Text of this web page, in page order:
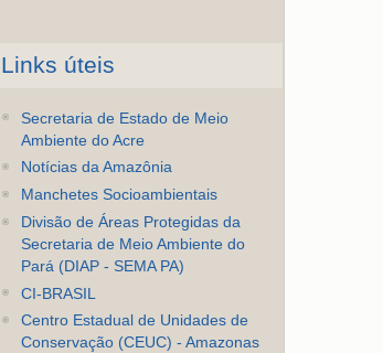
Links úteis
Secretaria de Estado de Meio
Ambiente do Acre
Notícias da Amazônia
Manchetes Socioambientais
Divisão de Áreas Protegidas da
Secretaria de Meio Ambiente do
Pará (DIAP - SEMA PA)
CI-BRASIL
Centro Estadual de Unidades de
Conservação (CEUC) - Amazonas